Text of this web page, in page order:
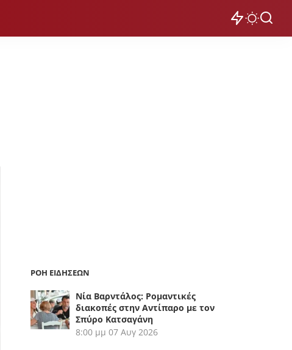
ΡΟΗ ΕΙΔΗΣΕΩΝ
Νία Βαρντάλος: Ρομαντικές
διακοπές στην Αντίπαρο με τον
Σπύρο Κατσαγάνη
8:00 μμ 07 Αυγ 2026